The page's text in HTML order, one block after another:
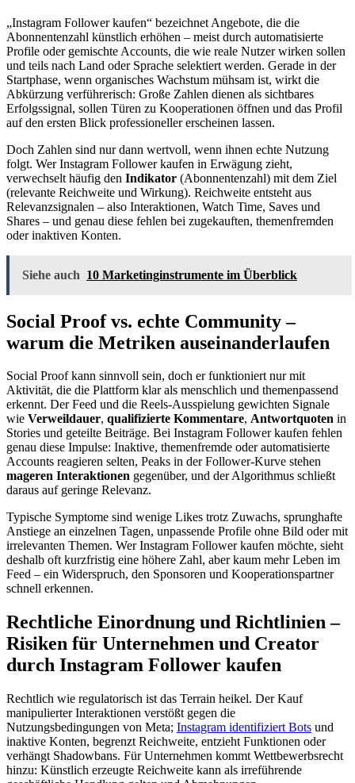
„Instagram Follower kaufen“ bezeichnet Angebote, die die
Abonnentenzahl künstlich erhöhen – meist durch automatisierte
Profile oder gemischte Accounts, die wie reale Nutzer wirken sollen
und teils nach Land oder Sprache selektiert werden. Gerade in der
Startphase, wenn organisches Wachstum mühsam ist, wirkt die
Abkürzung verführerisch: Große Zahlen dienen als sichtbares
Erfolgssignal, sollen Türen zu Kooperationen öffnen und das Profil
auf den ersten Blick professioneller erscheinen lassen.
Doch Zahlen sind nur dann wertvoll, wenn ihnen echte Nutzung
folgt. Wer Instagram Follower kaufen in Erwägung zieht,
verwechselt häufig den Indikator (Abonnentenzahl) mit dem Ziel
(relevante Reichweite und Wirkung). Reichweite entsteht aus
Relevanzsignalen – also Interaktionen, Watch Time, Saves und
Shares – und genau diese fehlen bei zugekauften, themenfremden
oder inaktiven Konten.
Siehe auch 10 Marketinginstrumente im Überblick
Social Proof vs. echte Community –
warum die Metriken auseinanderlaufen
Social Proof kann sinnvoll sein, doch er funktioniert nur mit
Aktivität, die die Plattform klar als menschlich und themenpassend
erkennt. Der Feed und die Reels-Ausspielung gewichten Signale
wie Verweildauer, qualifizierte Kommentare, Antwortquoten in
Stories und geteilte Beiträge. Bei Instagram Follower kaufen fehlen
genau diese Impulse: Inaktive, themenfremde oder automatisierte
Accounts reagieren selten, Peaks in der Follower-Kurve stehen
mageren Interaktionen gegenüber, und der Algorithmus schließt
daraus auf geringe Relevanz.
Typische Symptome sind wenige Likes trotz Zuwachs, sprunghafte
Anstiege an einzelnen Tagen, unpassende Profile ohne Bild oder mit
irrelevanten Themen. Wer Instagram Follower kaufen möchte, sieht
deshalb oft kurzfristig eine höhere Zahl, aber kaum mehr Leben im
Feed – ein Widerspruch, den Sponsoren und Kooperationspartner
schnell erkennen.
Rechtliche Einordnung und Richtlinien –
Risiken für Unternehmen und Creator
durch Instagram Follower kaufen
Rechtlich wie regulatorisch ist das Terrain heikel. Der Kauf
manipulierter Interaktionen verstößt gegen die
Nutzungsbedingungen von Meta; Instagram identifiziert Bots und
inaktive Konten, begrenzt Reichweite, entzieht Funktionen oder
verhängt Shadowbans. Für Unternehmen kommt Wettbewerbsrecht
hinzu: Künstlich erzeugte Reichweite kann als irreführende